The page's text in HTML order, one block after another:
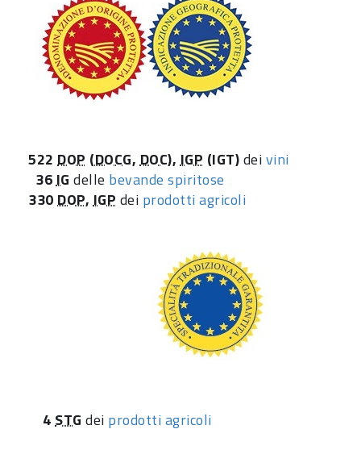
522 DOP (DOCG,DOC),IGP (IGT)deivini
36IG delle bevande spiritose
330DOP,IGP dei prodotti agricoli
4STG dei prodotti agricoli